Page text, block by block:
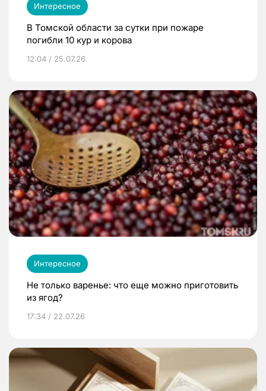
Интересное
В Томской области за сутки при пожаре
погибли 10 кур и корова
12:04 / 25.07.26
Интересное
Не только варенье: что еще можно приготовить
из ягод?
17:34 / 22.07.26